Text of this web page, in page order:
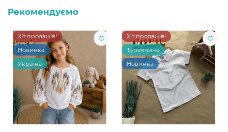
Рекомендуємо
Хіт продажів!
Новинка
Україна
Хіт продажів!
Туреччина
Новинка